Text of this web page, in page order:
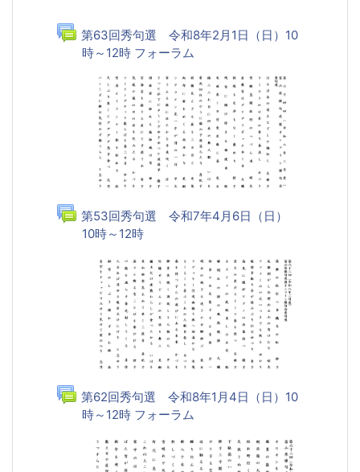
第63回秀句選 令和8年2月1日（日）10
時～12時 フォーラム
第53回秀句選 令和7年4月6日（日）
10時～12時フォーラム
第62回秀句選 令和8年1月4日（日）10
時～12時 フォーラム